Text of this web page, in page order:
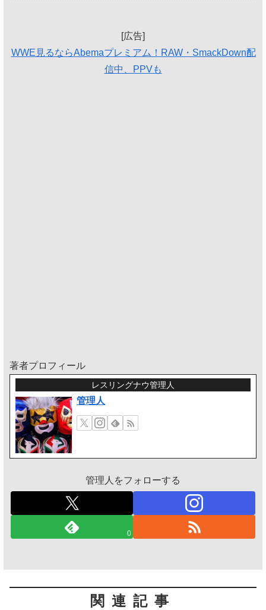
[広告]
WWE見るならAbemaプレミアム！RAW・SmackDown配
信中、PPVも
著者プロフィール
レスリングナウ管理人
管理人
管理人をフォローする
0
関連記事